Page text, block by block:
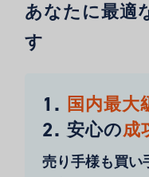
あなたに最適
す
1. 国内最大
2. 安心の成
売り手様も買い